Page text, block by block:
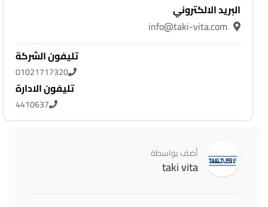
البريد الالكتروني
info@taki-vita.com
تليفون الشركة
01021717320
تليفون الادارة
4410637
أضف بواسطة
taki vita